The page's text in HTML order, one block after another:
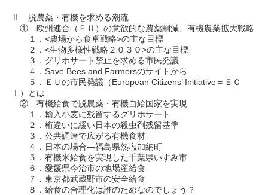
Ⅱ 脱農薬・有機を求める潮流
① 欧州連合（ＥＵ）の意欲的な農薬削減、有機農業拡大戦略
１．<農場から食卓戦略>の主な目標
２．<生物多様性戦略２０３０>の主な目標
３．グリホサート禁止を求める市民発議
４．Save Bees and Farmersのサイトから
５．ＥＵの市民発議（European Citizens’ Initiative＝ＥＣ
Ｉ）とは
② 有機給食で脱農薬・有機自給国家を実現
１．輸入小麦に残留するグリホサート
２．桁違いに緩い日本の殺虫剤残留基準
３．公共調達で広がる有機食材
４．日本の場合―福島県熱塩加納町
５．有機米給食を実現した千葉県いすみ市
６．愛媛県今治市の地場産給食
７．東京都武蔵野市の安全給食
８．給食の合理化は誰のためなのでしょう？